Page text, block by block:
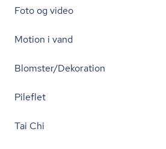
Foto og video
Motion i vand
Blomster/Dekoration
Pileflet
Tai Chi